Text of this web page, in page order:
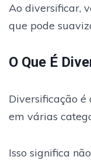
Ao diversificar,
que pode
O Que É
Diversificação
em várias
Isso significa